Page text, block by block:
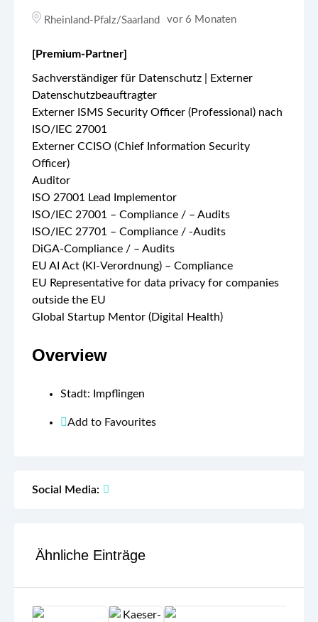
Rheinland-Pfalz/Saarland vor 6 Monaten
[Premium-Partner]
Sachverständiger für Datenschutz | Externer
Datenschutzbeauftragter
Externer ISMS Security Officer (Professional) nach
ISO/IEC 27001
Externer CCISO (Chief Information Security
Officer)
Auditor
ISO 27001 Lead Implementor​
ISO/IEC 27001 – Compliance / – Audits
ISO/IEC 27701 – Compliance / -Audits
DiGA-Compliance / – Audits
EU AI Act (KI-Verordnung) – Compliance
EU Representative for data privacy for companies
outside the EU
Global Startup Mentor (Digital Health)
Overview
Stadt: Impflingen
Add to Favourites
Social Media:
Ähnliche Einträge